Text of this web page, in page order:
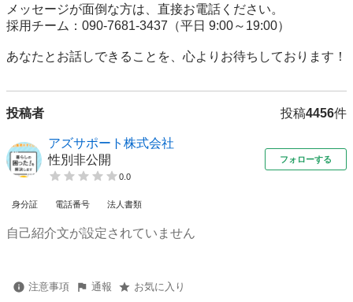
メッセージが面倒な方は、直接お電話ください。
採用チーム：090-7681-3437（平日 9:00～19:00）
あなたとお話しできることを、心よりお待ちしております！
投稿者 投稿4456件
アズサポート株式会社
性別非公開
0.0
フォローする
身分証 電話番号 法人書類
自己紹介文が設定されていません
注意事項 通報 お気に入り